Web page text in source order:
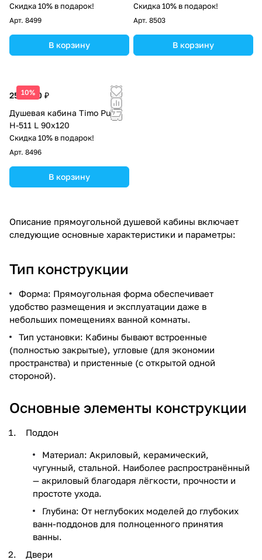
Скидка 10% в подарок!
Арт. 8499
В корзину
Скидка 10% в подарок!
Арт. 8503
В корзину
10%
256 800 ₽
Душевая кабина Timo Puro
Н-511 L 90х120
Скидка 10% в подарок!
Арт. 8496
В корзину
Описание прямоугольной душевой кабины включает
следующие основные характеристики и параметры:
Тип конструкции
Форма: Прямоугольная форма обеспечивает
удобство размещения и эксплуатации даже в
небольших помещениях ванной комнаты.
Тип установки: Кабины бывают встроенные
(полностью закрытые), угловые (для экономии
пространства) и пристенные (с открытой одной
стороной).
Основные элементы конструкции
Поддон
Материал: Акриловый, керамический,
чугунный, стальной. Наиболее распространённый
— акриловый благодаря лёгкости, прочности и
простоте ухода.
Глубина: От неглубоких моделей до глубоких
ванн-поддонов для полноценного принятия
ванны.
Двери